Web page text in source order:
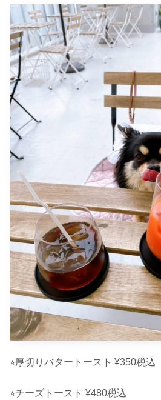
⭐︎厚切りバタートースト ¥350税込
⭐︎チーズトースト ¥480税込